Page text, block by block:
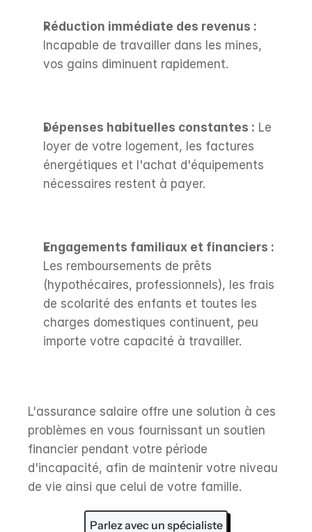
Réduction immédiate des revenus :
Incapable de travailler dans les mines,
vos gains diminuent rapidement.
Dépenses habituelles constantes : Le
loyer de votre logement, les factures
énergétiques et l'achat d'équipements
nécessaires restent à payer.
Engagements familiaux et financiers :
Les remboursements de prêts
(hypothécaires, professionnels), les frais
de scolarité des enfants et toutes les
charges domestiques continuent, peu
importe votre capacité à travailler.
L'assurance salaire offre une solution à ces
problèmes en vous fournissant un soutien
financier pendant votre période
d'incapacité, afin de maintenir votre niveau
de vie ainsi que celui de votre famille.
Parlez avec un spécialiste